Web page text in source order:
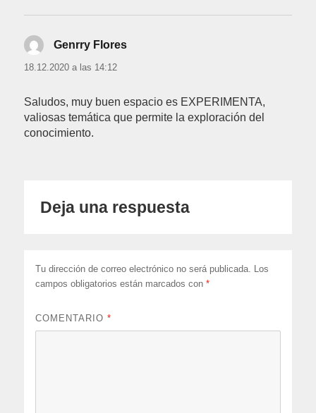
Genrry Flores
18.12.2020 a las 14:12
Saludos, muy buen espacio es EXPERIMENTA,
valiosas temática que permite la exploración del
conocimiento.
Deja una respuesta
Tu dirección de correo electrónico no será publicada. Los
campos obligatorios están marcados con*
COMENTARIO*